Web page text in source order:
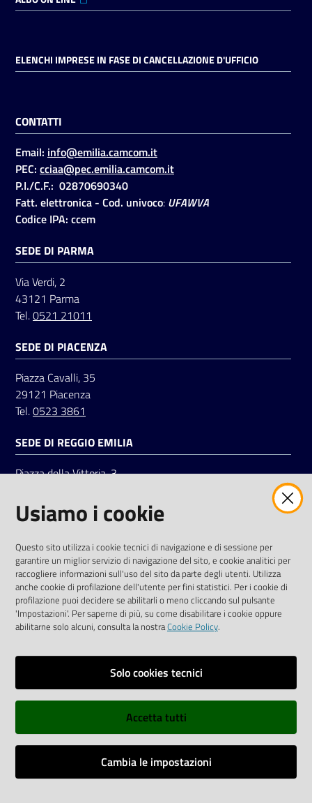
ELENCHI IMPRESE IN FASE DI CANCELLAZIONE D'UFFICIO
CONTATTI
Email: info@emilia.camcom.it
PEC: cciaa@pec.emilia.camcom.it
P.I./C.F.: 02870690340
Fatt. elettronica - Cod. univoco: UFAWVA
Codice IPA: ccem
SEDE DI PARMA
Via Verdi, 2
43121 Parma
Tel.0521 21011
SEDE DI PIACENZA
Piazza Cavalli, 35
29121 Piacenza
Tel.0523 3861
SEDE DI REGGIO EMILIA
Piazza della Vittoria, 3
Tel.0522 7961
LinkedinFacebookInstagram
Informative e liberatorie privacy
Dichiarazione di accessibilità
Web Analitycs Italia
Usiamo i cookie
Questo sito utilizza i cookie tecnici di navigazione e di sessione per
garantire un miglior servizio di navigazione del sito, e cookie analitici per
raccogliere informazioni sull'uso del sito da parte degli utenti. Utilizza
anche cookie di profilazione dell'utente per fini statistici. Per i cookie di
profilazione puoi decidere se abilitarli o meno cliccando sul pulsante
'Impostazioni'. Per saperne di più, su come disabilitare i cookie oppure
abilitarne solo alcuni, consulta la nostraCookie Policy.
Solo cookies tecnici
Accetta tutti
Cambia le impostazioni